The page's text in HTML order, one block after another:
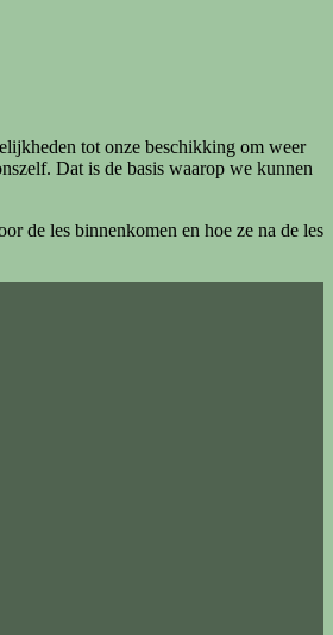
tot onze beschikking om weer
Dat is de basis waarop we kunnen
de les binnenkomen en hoe ze na de les